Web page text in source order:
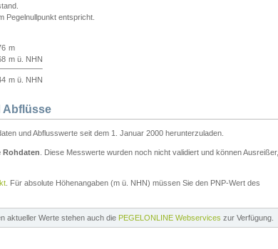
Pegelnullpunkt entspricht.
m
m ü. NHN
m ü. NHN
Abflüsse
und Abflusswerte seit dem 1. Januar 2000 herunterzuladen.
Rohdaten . Diese Messwerte wurden noch nicht validiert und können Ausreißer,
. Für absolute Höhenangaben (m ü. NHN) müssen Sie den PNP-Wert des
aktueller Werte stehen auch die PEGELONLINE Webservices zur Verfügung.